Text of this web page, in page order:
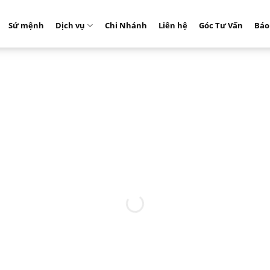
Sứ mệnh Dịch vụ Chi Nhánh Liên hệ Góc Tư Vấn